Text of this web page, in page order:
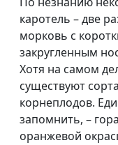
каротель – две
морковь с
закругленным
Хотя на самом
существуют
корнеплодов.
запомнить, –
оранжевой